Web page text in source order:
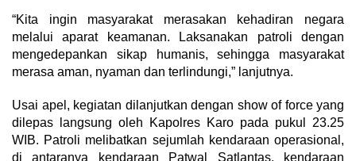
“Kita ingin masyarakat merasakan kehadiran negara
melalui aparat keamanan. Laksanakan patroli dengan
mengedepankan sikap humanis, sehingga masyarakat
merasa aman, nyaman dan terlindungi,” lanjutnya.
Usai apel, kegiatan dilanjutkan dengan show of force yang
dilepas langsung oleh Kapolres Karo pada pukul 23.25
WIB. Patroli melibatkan sejumlah kendaraan operasional,
di antaranya kendaraan Patwal Satlantas, kendaraan